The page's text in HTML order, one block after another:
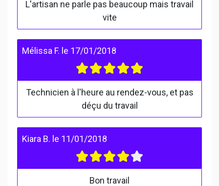
L'artisan ne parle pas beaucoup mais travail
vite
Mélissa F. le 17/01/2018
Technicien à l'heure au rendez-vous, et pas
déçu du travail
Kiara B. le 11/01/2018
Bon travail